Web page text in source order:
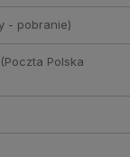
- pobranie)
Polska